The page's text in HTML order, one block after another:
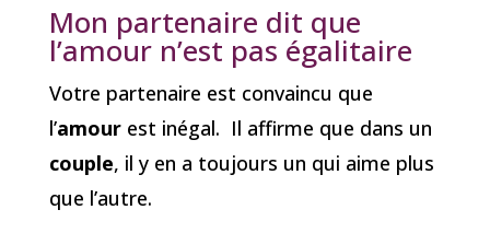
Mon partenaire dit que
l’amour n’est pas égalitaire
Votre partenaire est convaincu que
l’amourest inégal. Il affirme que dans un
couple, il y en a toujours un qui aime plus
que l’autre.